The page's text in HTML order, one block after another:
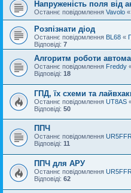
Напруженість поля від
Останнє повідомлення Vavolo «
Розпізнати діод
Останнє повідомлення BL68 «
Відповіді: 7
Алгоритм роботи
Останнє повідомлення Freddy
Відповіді: 18
ГПД, їх схеми та
Останнє повідомлення UT8AS
Відповіді: 50
ППЧ
Останнє повідомлення
Відповіді: 11
ППЧ для АРУ
Останнє повідомлення UR5FFR
Відповіді: 62